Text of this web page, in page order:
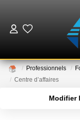
Professionnels
Centre d’affaires
Modifier